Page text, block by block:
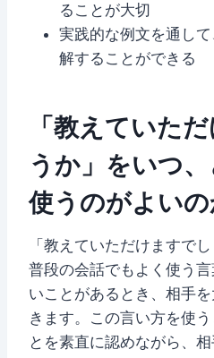
ることが大切
実践的な例文を通し
解することができる
「教えていた
うか」をいつ
使うのがよい
「教えていただけますで
普段の会話でもよく使う
いことがあるとき、相手
きます。この言い方を使
とを素直に認めながら、